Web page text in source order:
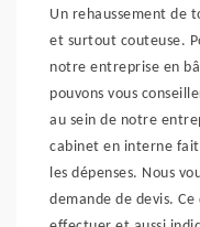
Un rehaussement de
et surtout couteuse.
notre entreprise en
pouvons vous
au sein de notre
cabinet en interne
les dépenses. Nous
demande de devis.